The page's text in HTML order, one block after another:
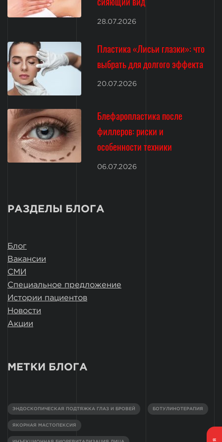
28.07.2026
Пластика «Лисьи глазки»: что
выбрать для долгого эффекта
20.07.2026
Блефаропластика после
филлеров: риски и
особенности техники
06.07.2026
РАЗДЕЛЫ БЛОГА
Блог
Вакансии
СМИ
Специальное предложение
Истории пациентов
Новости
Акции
МЕТКИ БЛОГА
ЭНДОСКОПИЧЕСКАЯ ПОДТЯЖКА ГЛАЗ И БРОВЕЙ БОТУЛИНОТЕРАПИЯ
ЯКОРНАЯ МАСТОПЕКСИЯ